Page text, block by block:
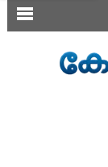
SECTIONS